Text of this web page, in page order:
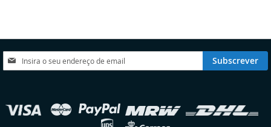
Subscreva
a
Subscrever